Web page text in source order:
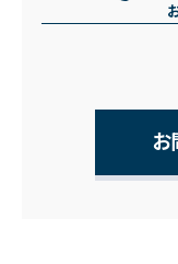
お